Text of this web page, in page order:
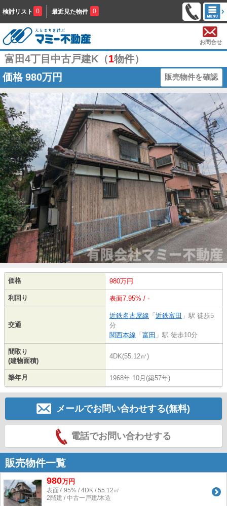
検討リスト 0 最近見た物件 0
お問合せ
富田4丁目中古戸建K（1物件）
価格 980万円 販売物件を確認
価格 980万円
利回り 表面7.95% / -
交通
近鉄名古屋線 「 近鉄富田 」駅 徒歩5
分
関西本線 「 富田 」駅 徒歩10分
間取り
(建物面積)
4DK(55.12㎡)
築年月 1968年 10月(築57年)
メールでお問い合わせする(無料)
電話でお問い合わせする
販売物件一覧
980万円
表面7.95% / 4DK / 55.12㎡
2階建 / 中古一戸建/木造